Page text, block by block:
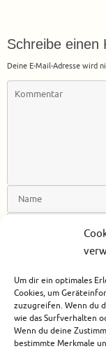
Um dir ein optimales
Cookies, um
zuzugreifen. Wenn du
wie das Surfverhalten
Wenn du deine
bestimmte Merkmale
Schreibe einen
Deine E-Mail-Adresse wird
Benachrichtige
Benachrichtige